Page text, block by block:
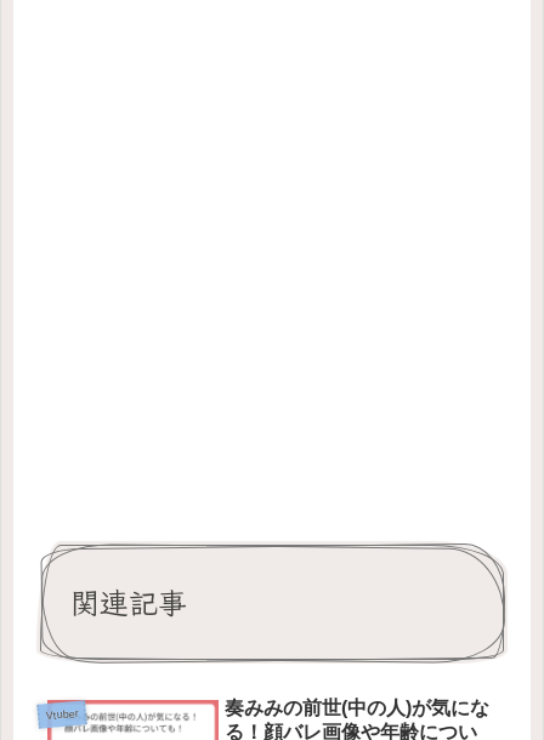
関連記事
Vtuber
奏みみの前世(中の人)が気にな
る！顔バレ画像や年齢につい